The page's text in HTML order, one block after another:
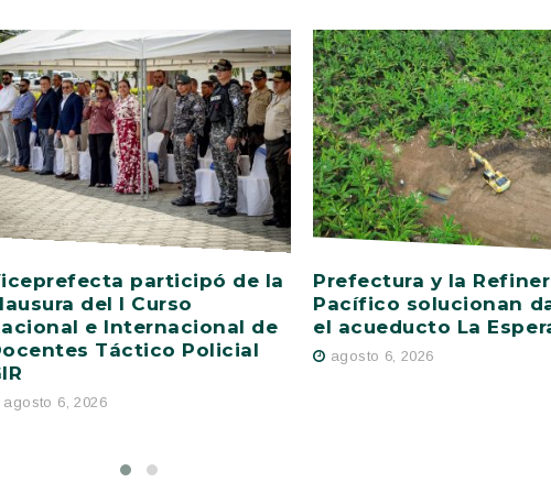
participó de la
del I Curso
e Internacional de
Táctico Policial
agosto 6, 2026
Prefectura y la
Pacífico solucionan
el acueducto La
agosto 6, 2026